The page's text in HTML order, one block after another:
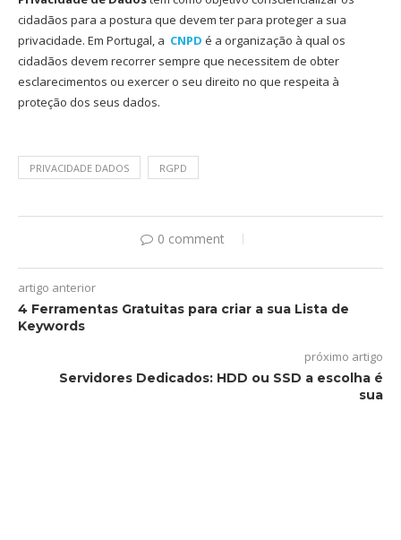
cidadãos para a postura que devem ter para proteger a sua
privacidade. Em Portugal, a CNPD é a organização à qual os
cidadãos devem recorrer sempre que necessitem de obter
esclarecimentos ou exercer o seu direito no que respeita à
proteção dos seus dados.
PRIVACIDADE DADOS RGPD
0 comment
artigo anterior
4 Ferramentas Gratuitas para criar a sua Lista de
Keywords
próximo artigo
Servidores Dedicados: HDD ou SSD a escolha é
sua